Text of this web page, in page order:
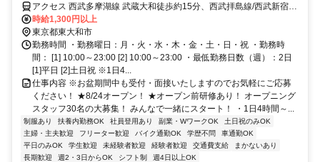
アクセス 西武多摩湖線 武蔵大和徒歩約15分、西武拝島線/西武新宿線
東大和市徒歩約29分、西武山口線 多摩湖南口徒歩約29分
時給1,300円以上
東京都東大和市
勤務時間 ・勤務曜日：月・火・水・木・金・土・日・祝 ・勤務時
間： [1] 10:00～23:00 [2] 10:00～23:00 ・最低勤務日数（週）：2日
[1]平日 [2]土日祝 ※1日4...
仕事内容 ※お盆期間中も受付・面接いたしますのでお気軽にご応募
ください！ ★8/24オープン！ ★オープン前研修あり！ オープニング
スタッフ30名の大募集！ みんなで一緒にスタート！ ・1日4時間～...
制服あり 扶養内勤務OK 社員登用あり 副業・WワークOK
土日祝のみOK
主婦・主夫歓迎
フリーター歓迎 バイク通勤OK 学歴不問
車通勤OK
平日のみOK
学生歓迎 未経験者歓迎 経験者歓迎 交通費支給
まかないあり
長期歓迎
週2・3日からOK シフト制 週4日以上OK